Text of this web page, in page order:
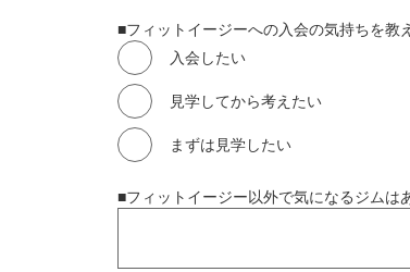
■フィットイージーへの入会の気持ちを教
入会したい
見学してから考えたい
まずは見学したい
■フィットイージー以外で気になるジムは